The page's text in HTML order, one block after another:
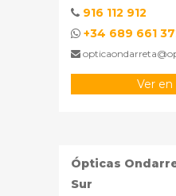
916 112 912
+34 689 661
Ver en
Ópticas
Sur